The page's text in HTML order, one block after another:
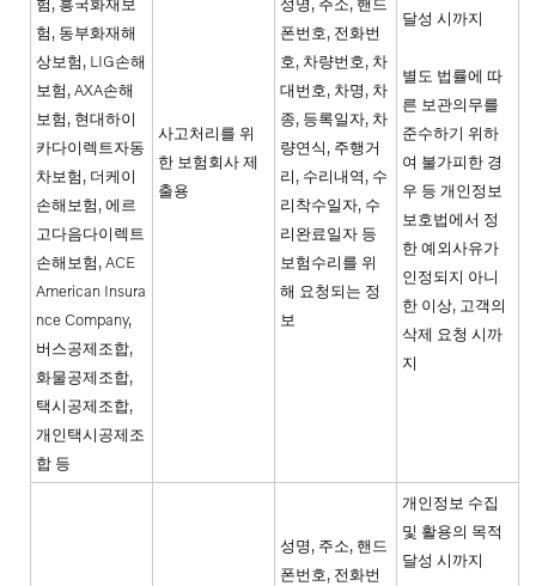
험, 동부화재해
상보험, LIG손해
보험, AXA손해
보험, 현대하이
카다이렉트자동
차보험, 더케이
손해보험, 에르
고다음다이렉트
손해보험, ACE
American Insura
nce Company,
버스공제조합,
화물공제조합,
택시공제조합,
개인택시공제조
합 등
사고처리를 위
한 보험회사 제
출용
폰번호, 전화번
호, 차량번호, 차
대번호, 차명, 차
종, 등록일자, 차
량연식, 주행거
리, 수리내역, 수
리착수일자, 수
리완료일자 등
보험수리를 위
해 요청되는 정
보
달성 시까지
별도 법률에 따
른 보관의무를
준수하기 위하
여 불가피한 경
우 등 개인정보
보호법에서 정
한 예외사유가
인정되지 아니
한 이상, 고객의
삭제 요청 시까
지
성명, 주소, 핸드
폰번호, 전화번
개인정보 수집
및 활용의 목적
달성 시까지